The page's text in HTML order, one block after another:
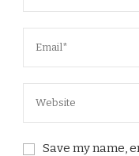
Save my name,